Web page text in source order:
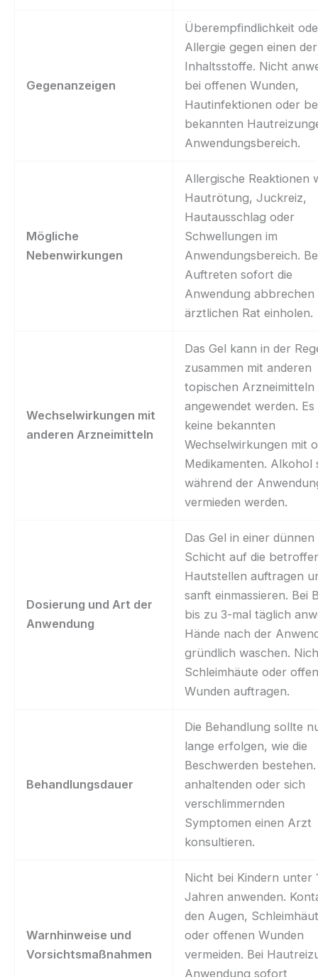
Gegenanzeigen
Überempfindlichkeit
Allergie gegen einen der
Inhaltsstoffe. Nicht
bei offenen Wunden,
Hautinfektionen oder
bekannten
Anwendungsbereich.
Mögliche
Nebenwirkungen
Allergische Reaktionen
Hautrötung, Juckreiz,
Hautausschlag oder
Schwellungen im
Anwendungsbereich.
Auftreten sofort die
Anwendung abbrechen
ärztlichen Rat einholen.
Wechselwirkungen mit
anderen Arzneimitteln
Das Gel kann in der
zusammen mit anderen
topischen Arzneimitteln
angewendet werden. Es
keine bekannten
Wechselwirkungen mit
Medikamenten. Alkohol
während der
vermieden werden.
Dosierung und Art der
Anwendung
Das Gel in einer dünnen
Schicht auf die
Hautstellen auftragen
sanft einmassieren. Bei
bis zu 3-mal täglich
Hände nach der
gründlich waschen.
Schleimhäute oder
Wunden auftragen.
Behandlungsdauer
Die Behandlung sollte
lange erfolgen, wie die
Beschwerden bestehen.
anhaltenden oder sich
verschlimmernden
Symptomen einen Arzt
konsultieren.
Warnhinweise und
Vorsichtsmaßnahmen
Nicht bei Kindern unter
Jahren anwenden.
den Augen,
oder offenen Wunden
vermeiden. Bei
Anwendung sofort